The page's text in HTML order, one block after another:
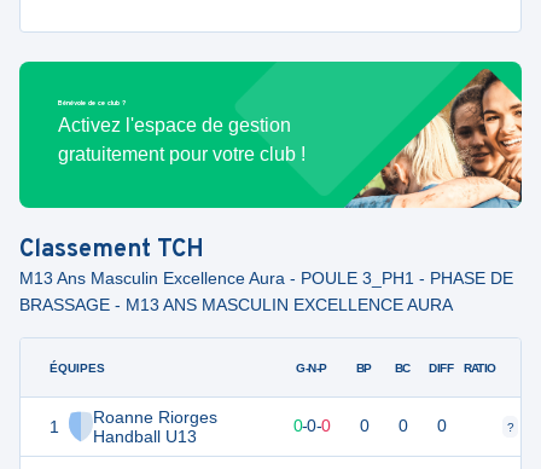
Bénévole de ce club ?
Activez l'espace de gestion
gratuitement pour votre club !
Classement TCH
M13 Ans Masculin Excellence Aura - POULE 3_PH1 - PHASE DE
BRASSAGE - M13 ANS MASCULIN EXCELLENCE AURA
ÉQUIPES
1
Roanne Riorges
Handball U13
G-N-P BP BC DIFF RATIO
0 0-0-0 0 0 0 ?